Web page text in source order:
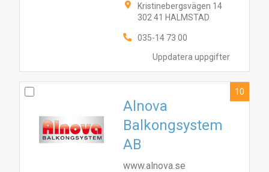
Uppdatera uppgifter
Kristinebergsvägen 14
302 41 HALMSTAD
035-14 73 00
Alnova
Balkongsystem
AB
www.alnova.se
10